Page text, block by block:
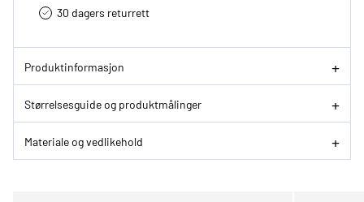
30 dagers returrett
Produktinformasjon
Størrelsesguide og produktmålinger
Materiale og vedlikehold